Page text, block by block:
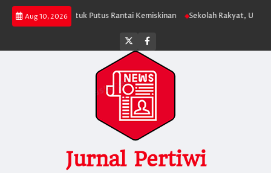
Skip
Aug 10, 2026
APBN untuk Putus Rantai Kemiskinan Sekolah Rakyat, Upaya
Twitterfacebook
Jurnal Pertiwi